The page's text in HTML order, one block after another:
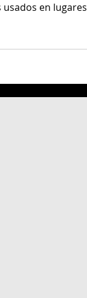
Rincón Pérez
en lugares